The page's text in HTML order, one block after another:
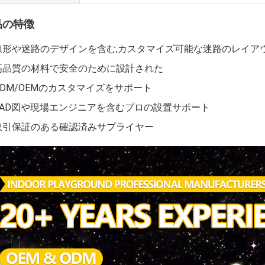
特徴
形や迷路のデザインを含む,カスタマイズ可能な迷路のレイア
品質の材料で安全のために設計された
OEMのカスタマイズをサポート
図や現場エンジニアを含むプロの設置サポート
引保証のある確認済みサプライヤー